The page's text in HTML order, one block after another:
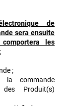
de
sera ensuite
les
;
commande
Produit(s)